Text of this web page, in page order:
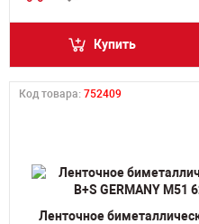
Купить
Код товара: 752409
Ленточное